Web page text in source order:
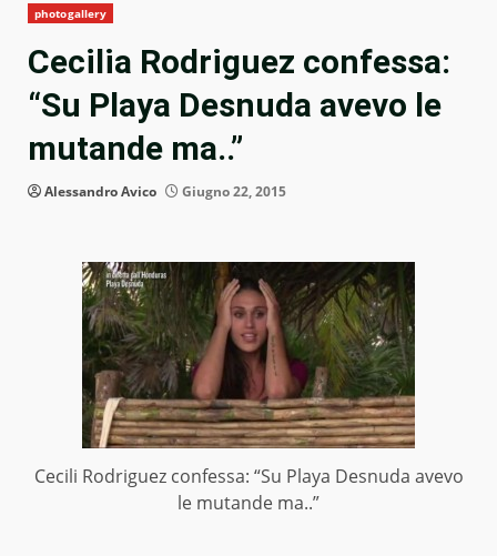
photogallery
Cecilia Rodriguez confessa:
“Su Playa Desnuda avevo le
mutande ma..”
Alessandro Avico Giugno 22, 2015
Cecili Rodriguez confessa: “Su Playa Desnuda avevo
le mutande ma..”